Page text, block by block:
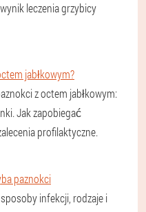
leczenia grzybicy
jabłkowym?
z octem jabłkowym:
Jak zapobiegać
profilaktyczne.
paznokci
infekcji, rodzaje i